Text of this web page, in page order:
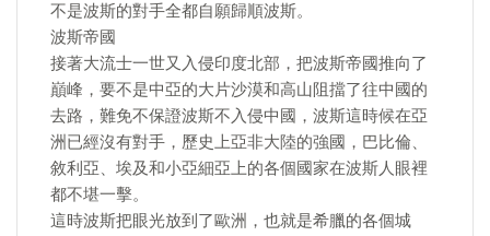
不是波斯的對手全都自願歸順波斯。
波斯帝國
接著大流士一世又入侵印度北部，把波斯帝國推向了
巔峰，要不是中亞的大片沙漠和高山阻擋了往中國的
去路，難免不保證波斯不入侵中國，波斯這時候在亞
洲已經沒有對手，歷史上亞非大陸的強國，巴比倫、
敘利亞、埃及和小亞細亞上的各個國家在波斯人眼裡
都不堪一擊。
這時波斯把眼光放到了歐洲，也就是希臘的各個城